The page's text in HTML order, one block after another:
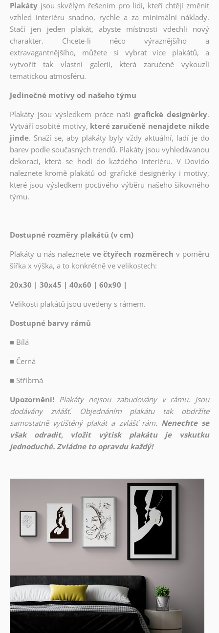
Plakáty jsou skvělým řešením pro lidi, kteří chtějí změnit
vzhled interiéru snadno, rychle a za minimální náklady.
Stačí jen jeden plakát, abyste místnosti vdechli nový
charakter. Chcete-li něco výraznějšího a
extravagantnějšího, můžete si vybrat více plakátů, a
vytvořit tak vlastní galerii, která zaručeně vykouzlí
tematickou atmosféru.
Jedinečné motivy od našeho týmu
Plakáty jsou výsledkem práce naší grafické designérky.
Vytváří osobité motivy, které zaručeně nenajdete nikde
jinde. Snaží se, aby plakáty byly vždy aktuální, ladí je do
barev podle současných trendů. Plakáty jsou vyhledávanou
dekorací, která se hodí do každého interiéru. V Dovido
naleznete kromě plakátů od grafické designérky i motivy,
které jsou výsledkem poctivého výběru našeho šikovného
týmu.
Dostupné rozměry plakátů (v cm)
Plakáty u nás naleznete ve čtyřech rozměrech v poměru
šířka x výška, a to konkrétně ve velikostech:
20x30 | 30x45 | 40x60 | 60x90 |
Velikosti plakátů jsou uvedeny s rámem.
Dostupné barvy rámů
■ Bílá
■ Černá
■ Stříbrná
Upozornění! Plakáty nejsou zabudovány v rámu. Jsou
dodávány zvlášť. Objednáním plakátu tak obdržíte
samostatně vytištěný plakát a zvlášť rám. Nenechte se
však odradit, vložit výtisk plakátu je vskutku
jednoduché. Zvládne to opravdu každý!